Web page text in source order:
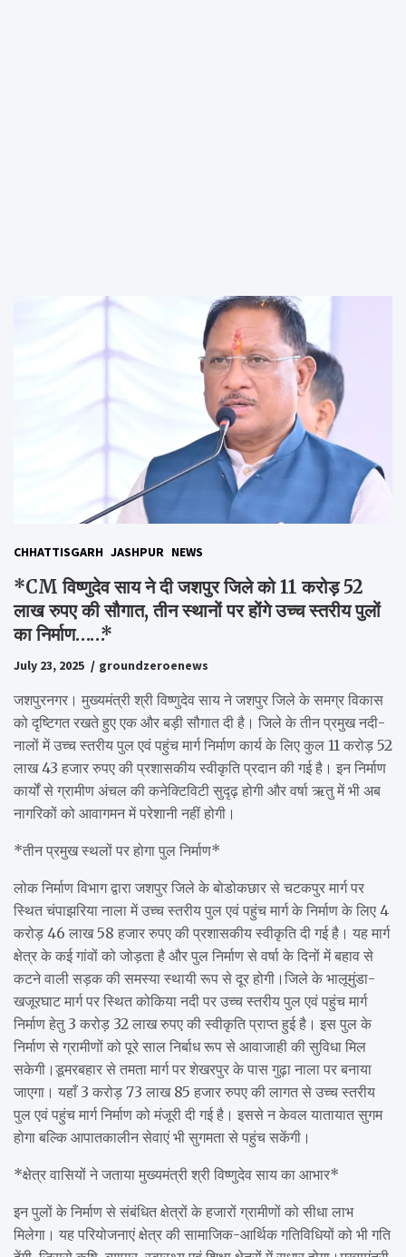
CHHATTISGARH JASHPUR NEWS
*CM विष्णुदेव साय ने दी जशपुर जिले को 11 करोड़ 52
लाख रुपए की सौगात, तीन स्थानों पर होंगे उच्च स्तरीय पुलों
का निर्माण……*
July 23, 2025 groundzeroenews
जशपुरनगर। मुख्यमंत्री श्री विष्णुदेव साय ने जशपुर जिले के समग्र विकास
को दृष्टिगत रखते हुए एक और बड़ी सौगात दी है। जिले के तीन प्रमुख नदी-
नालों में उच्च स्तरीय पुल एवं पहुंच मार्ग निर्माण कार्य के लिए कुल 11 करोड़ 52
लाख 43 हजार रुपए की प्रशासकीय स्वीकृति प्रदान की गई है। इन निर्माण
कार्यों से ग्रामीण अंचल की कनेक्टिविटी सुदृढ़ होगी और वर्षा ऋतु में भी अब
नागरिकों को आवागमन में परेशानी नहीं होगी।
*तीन प्रमुख स्थलों पर होगा पुल निर्माण*
लोक निर्माण विभाग द्वारा जशपुर जिले के बोडोकछार से चटकपुर मार्ग पर
स्थित चंपाझरिया नाला में उच्च स्तरीय पुल एवं पहुंच मार्ग के निर्माण के लिए 4
करोड़ 46 लाख 58 हजार रुपए की प्रशासकीय स्वीकृति दी गई है। यह मार्ग
क्षेत्र के कई गांवों को जोड़ता है और पुल निर्माण से वर्षा के दिनों में बहाव से
कटने वाली सड़क की समस्या स्थायी रूप से दूर होगी।जिले के भालूमुंडा-
खजूरघाट मार्ग पर स्थित कोकिया नदी पर उच्च स्तरीय पुल एवं पहुंच मार्ग
निर्माण हेतु 3 करोड़ 32 लाख रुपए की स्वीकृति प्राप्त हुई है। इस पुल के
निर्माण से ग्रामीणों को पूरे साल निर्बाध रूप से आवाजाही की सुविधा मिल
सकेगी।डूमरबहार से तमता मार्ग पर शेखरपुर के पास गुढ़ा नाला पर बनाया
जाएगा। यहाँ 3 करोड़ 73 लाख 85 हजार रुपए की लागत से उच्च स्तरीय
पुल एवं पहुंच मार्ग निर्माण को मंजूरी दी गई है। इससे न केवल यातायात सुगम
होगा बल्कि आपातकालीन सेवाएं भी सुगमता से पहुंच सकेंगी।
*क्षेत्र वासियों ने जताया मुख्यमंत्री श्री विष्णुदेव साय का आभार*
इन पुलों के निर्माण से संबंधित क्षेत्रों के हजारों ग्रामीणों को सीधा लाभ
मिलेगा। यह परियोजनाएं क्षेत्र की सामाजिक-आर्थिक गतिविधियों को भी गति